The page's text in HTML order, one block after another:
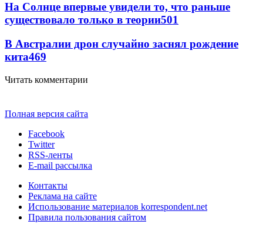
На Солнце впервые увидели то, что раньше
существовало только в теории501
В Австралии дрон случайно заснял рождение
кита469
Читать комментарии
Полная версия сайта
Facebook
Twitter
RSS-ленты
E-mail рассылка
Контакты
Реклама на сайте
Использование материалов korrespondent.net
Правила пользования сайтом